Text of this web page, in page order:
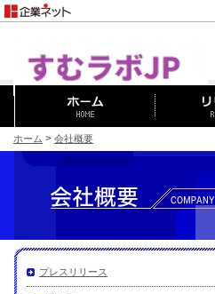
ホーム > 会社概要
プレスリリース